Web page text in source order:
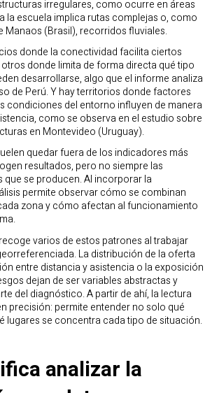
irregulares, como ocurre en áreas
la escuela implica rutas complejas o, como
Manaos (Brasil), recorridos fluviales.
donde la conectividad facilita ciertos
donde limita de forma directa qué tipo
desarrollarse, algo que el informe analiza
de Perú. Y hay territorios donde factores
condiciones del entorno influyen de manera
como se observa en el estudio sobre
en Montevideo (Uruguay).
quedar fuera de los indicadores más
resultados, pero no siempre las
que se producen. Al incorporar la
permite observar cómo se combinan
zona y cómo afectan al funcionamiento
varios de estos patrones al trabajar
La distribución de la oferta
entre distancia y asistencia o la exposición
dejan de ser variables abstractas y
del diagnóstico. A partir de ahí, la lectura
precisión: permite entender no solo qué
lugares se concentra cada tipo de situación.
analizar la